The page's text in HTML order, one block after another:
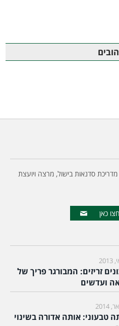
מדריכת סדנאות בישול, מרצה ויועצת
כאן
זריזים: המבורגר פריך של
ועדשים
טבעוני: אותה אדורה בשינוי